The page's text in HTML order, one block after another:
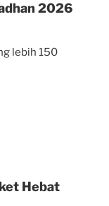
2026
lebih 150
Hebat